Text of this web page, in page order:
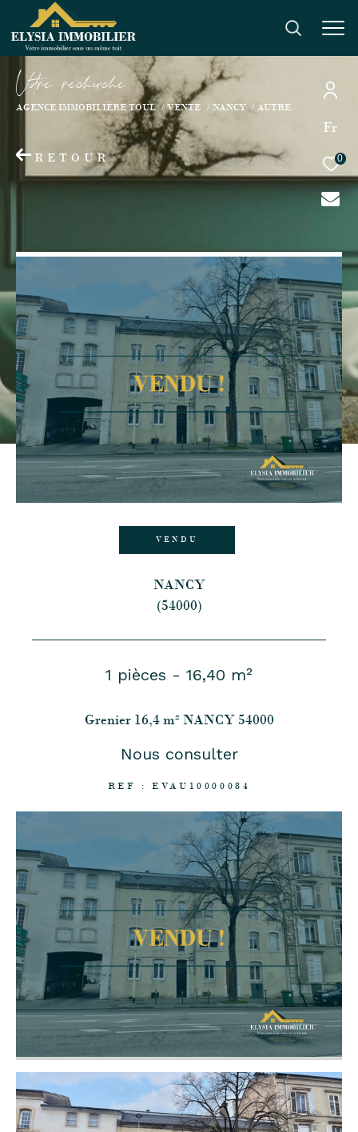
Fr
0
Vore recece
AGENCE IMMOBILIÈRE TOUL VENTE NANCY AUTRE
RETOUR
VENDU
NANCY
(54000)
1 pièces - 16,40 m²
Grenier 16,4 m² NANCY 54000
Nous consulter
REF : EVAU10000084